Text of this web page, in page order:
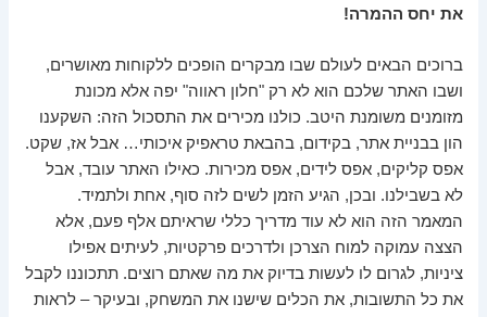
את יחס ההמרה!
ברוכים הבאים לעולם שבו מבקרים הופכים ללקוחות מאושרים,
ושבו האתר שלכם הוא לא רק "חלון ראווה" יפה אלא מכונת
מזומנים משומנת היטב. כולנו מכירים את התסכול הזה: השקענו
הון בבניית אתר, בקידום, בהבאת טראפיק איכותי… אבל אז, שקט.
אפס קליקים, אפס לידים, אפס מכירות. כאילו האתר עובד, אבל
לא בשבילנו. ובכן, הגיע הזמן לשים לזה סוף, אחת ולתמיד.
המאמר הזה הוא לא עוד מדריך כללי שראיתם אלף פעם, אלא
הצצה עמוקה למוח הצרכן ולדרכים פרקטיות, לעיתים אפילו
ציניות, לגרום לו לעשות בדיוק את מה שאתם רוצים. תתכוננו לקבל
את כל התשובות, את הכלים שישנו את המשחק, ובעיקר – לראות